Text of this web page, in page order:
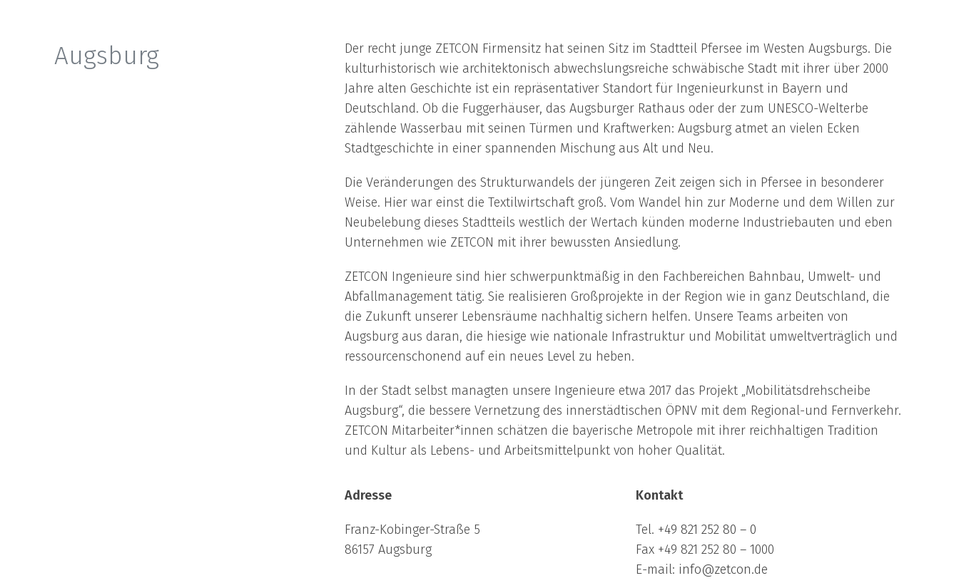
Augsburg
Der recht junge ZETCON Firmensitz hat seinen Sitz im Stadtteil Pfersee im Westen Augsburgs. Die
kulturhistorisch wie architektonisch abwechslungsreiche schwäbische Stadt mit ihrer über 2000
Jahre alten Geschichte ist ein repräsentativer Standort für Ingenieurkunst in Bayern und
Deutschland. Ob die Fuggerhäuser, das Augsburger Rathaus oder der zum UNESCO-Welterbe
zählende Wasserbau mit seinen Türmen und Kraftwerken: Augsburg atmet an vielen Ecken
Stadtgeschichte in einer spannenden Mischung aus Alt und Neu.
Die Veränderungen des Strukturwandels der jüngeren Zeit zeigen sich in Pfersee in besonderer
Weise. Hier war einst die Textilwirtschaft groß. Vom Wandel hin zur Moderne und dem Willen zur
Neubelebung dieses Stadtteils westlich der Wertach künden moderne Industriebauten und eben
Unternehmen wie ZETCON mit ihrer bewussten Ansiedlung.
ZETCON Ingenieure sind hier schwerpunktmäßig in den Fachbereichen Bahnbau, Umwelt- und
Abfallmanagement tätig. Sie realisieren Großprojekte in der Region wie in ganz Deutschland, die
die Zukunft unserer Lebensräume nachhaltig sichern helfen. Unsere Teams arbeiten von
Augsburg aus daran, die hiesige wie nationale Infrastruktur und Mobilität umweltverträglich und
ressourcenschonend auf ein neues Level zu heben.
In der Stadt selbst managten unsere Ingenieure etwa 2017 das Projekt „Mobilitätsdrehscheibe
Augsburg“, die bessere Vernetzung des innerstädtischen ÖPNV mit dem Regional-und Fernverkehr.
ZETCON Mitarbeiter*innen schätzen die bayerische Metropole mit ihrer reichhaltigen Tradition
und Kultur als Lebens- und Arbeitsmittelpunkt von hoher Qualität.
Adresse
Franz-Kobinger-Straße 5
86157 Augsburg
Kontakt
Tel. +49 821 252 80 – 0
Fax +49 821 252 80 – 1000
E-mail: info@zetcon.de